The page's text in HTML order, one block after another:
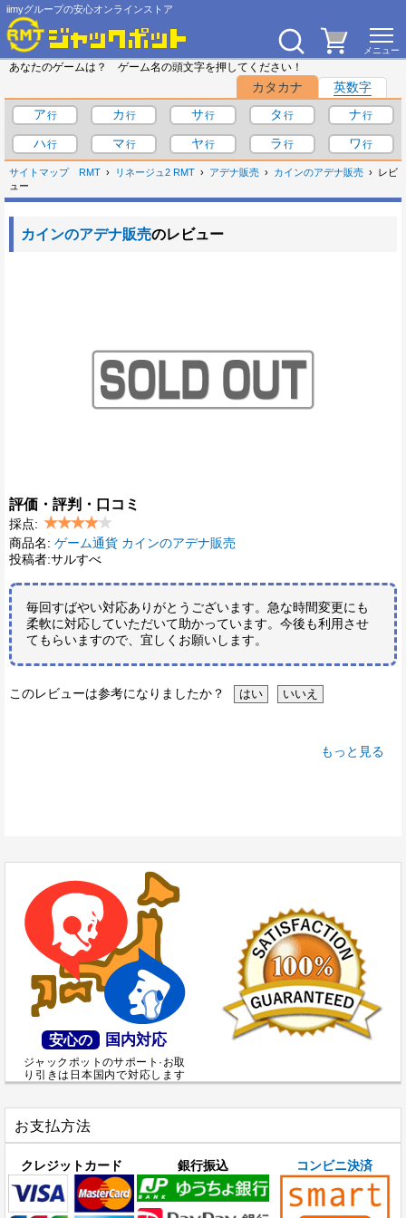
iimyグループの安心オンラインストア
あなたのゲームは？ ゲーム名の頭文字を押してください！
カタカナ
英数字
ア
カ サ タ
ナ
ハ
マ ヤ ラ ワ
サイトマップ RMT リネージュ2 RMT アデナ販売 カインのアデナ販売
レビ
ュー
カインのアデナ販売のレビュー
評価・評判・口コミ
採点:
商品名: ゲーム通貨 カインのアデナ販売
投稿者:サルすべ
毎回すばやい対応ありがとうございます。急な時間変更にも
柔軟に対応していただいて助かっています。今後も利用させ
てもらいますので、宜しくお願いします。
このレビューは参考になりましたか？
もっと見る
安心の 国内対応
ジャックポットのサポート·お取
り引きは日本国内で対応します
お支払方法
クレジットカード 銀行振込 コンビニ決済